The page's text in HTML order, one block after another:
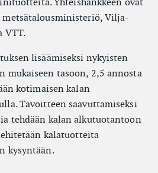
metsätalousministeriö, Vilja-
VTT.
lisäämiseksi nykyisten
mukaiseen tasoon, 2,5 annosta
kotimaisen kalan
Tavoitteen saavuttamiseksi
tehdään kalan alkutuotantoon
kalatuotteita
kysyntään.